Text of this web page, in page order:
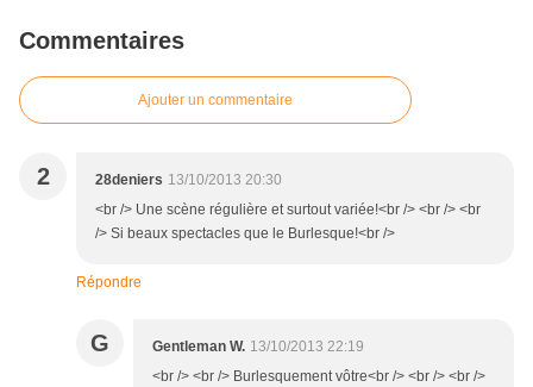
Commentaires
Ajouter un commentaire
2 28deniers 13/10/2013 20:30
<br /> Une scène régulière et surtout variée!<br /> <br /> <br
/> Si beaux spectacles que le Burlesque!<br />
Répondre
G Gentleman W. 13/10/2013 22:19
<br /> <br /> Burlesquement vôtre<br /> <br /> <br />